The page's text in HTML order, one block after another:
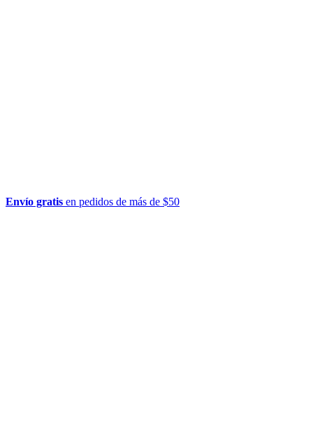
Envío gratis en pedidos de más de $50